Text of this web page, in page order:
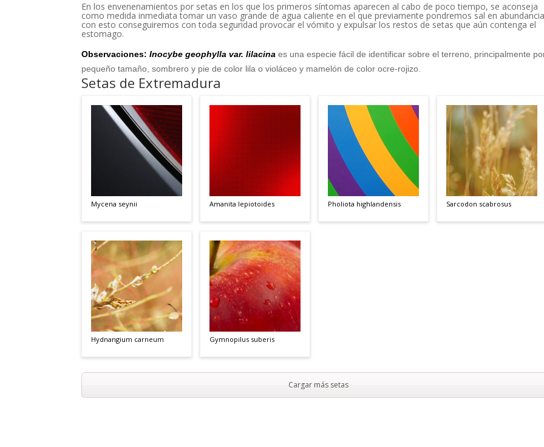
En los envenenamientos por setas en los que los primeros síntomas aparecen al cabo de poco tiempo, se aconseja
como medida inmediata tomar un vaso grande de agua caliente en el que previamente pondremos sal en
con esto conseguiremos con toda seguridad provocar el vómito y expulsar los restos de setas que aún contenga el
estomago.
Observaciones:Inocybe geophylla var. lilacina es una especie fácil de identificar sobre el terreno, principalmente
pequeño tamaño, sombrero y pie de color lila o violáceo y mamelón de color ocre-rojizo.
Setas de Extremadura
Mycena seynii
Hydnangium carneum
Amanita lepiotoides
Gymnopilus suberis
Pholiota highlandensis Sarcodon scabrosus
Cargar más setas